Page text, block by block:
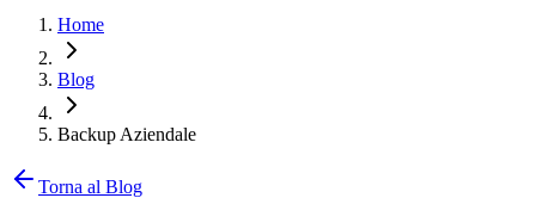
Home
Blog
Backup Aziendale
Torna al Blog